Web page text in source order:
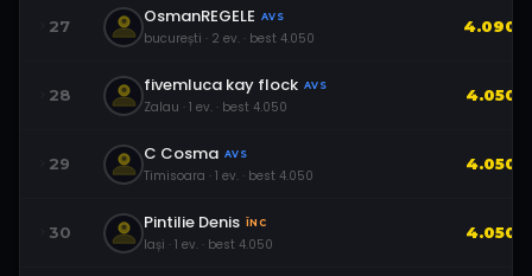
27 OsmanREGELE AVS
bucurești · 2 ev. · best 4.050
4.090
28 fivemluca kay flock AVS
Zalau · 1 ev. · best 4.050
4.050
29 C Cosma AVS
Timisoara · 1 ev. · best 4.050
4.050
30 Pintilie Denis ÎNC
Iași · 1 ev. · best 4.050
4.050